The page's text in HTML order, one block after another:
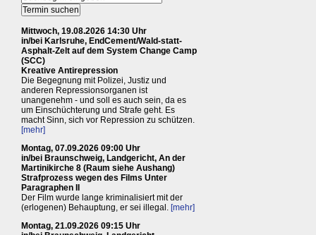
Mittwoch, 19.08.2026 14:30 Uhr
in/bei Karlsruhe, EndCement/Wald-statt-
Asphalt-Zelt auf dem System Change Camp
(SCC)
Kreative Antirepression
Die Begegnung mit Polizei, Justiz und
anderen Repressionsorganen ist
unangenehm - und soll es auch sein, da es
um Einschüchterung und Strafe geht. Es
macht Sinn, sich vor Repression zu schützen.
[mehr]
Montag, 07.09.2026 09:00 Uhr
in/bei Braunschweig, Landgericht, An der
Martinikirche 8 (Raum siehe Aushang)
Strafprozess wegen des Films Unter
Paragraphen II
Der Film wurde lange kriminalisiert mit der
(erlogenen) Behauptung, er sei illegal. [mehr]
Montag, 21.09.2026 09:15 Uhr